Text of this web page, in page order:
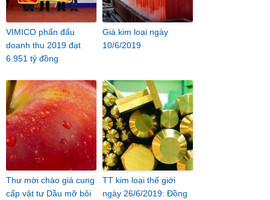
VIMICO phấn đấu
doanh thu 2019 đạt
6.951 tỷ đồng
Giá kim loại ngày
10/6/2019
Thư mời chào giá cung
cấp vật tư Dầu mỡ bôi
TT kim loại thế giới
ngày 26/6/2019: Đồng